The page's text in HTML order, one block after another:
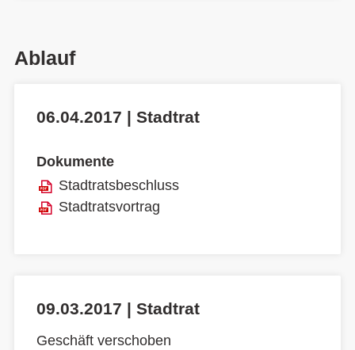
Ablauf
06.04.2017 | Stadtrat
Dokumente
Stadtratsbeschluss
Stadtratsvortrag
09.03.2017 | Stadtrat
Geschäft verschoben